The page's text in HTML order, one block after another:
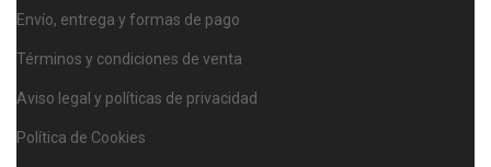
Envío, entrega y formas de pago
Términos y condiciones de venta
Aviso legal y políticas de privacidad
Política de Cookies